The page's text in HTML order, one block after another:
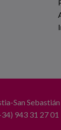
San Sebastián
943 31 27 01